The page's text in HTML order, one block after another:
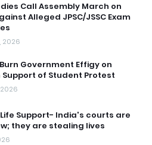
Call Assembly March on
Alleged JPSC/JSSC Exam
2026
Burn Government Effigy on
Support of Student Protest
Support- India's courts are
they are stealing lives